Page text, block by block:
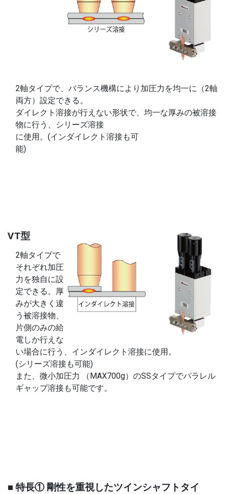
2軸タイプで、バランス機構により加圧力を均一に（2軸
両方）設定できる。
ダイレクト溶接が行えない形状で、均一な厚みの被溶接
物に行う、シリーズ溶接
に使用。(インダイレクト溶接も可
能)
VT型
2軸タイプで
それぞれ加圧
力を独自に設
定できる。厚
みが大きく違
う被溶接物、
片側のみの給
電しか行えな
い場合に行う、インダイレクト溶接に使用。
(シリーズ溶接も可能)
また、微小加圧力 （MAX700g）のSSタイプでパラレル
ギャップ溶接も可能です。
■ 特長① 剛性を重視したツインシャフトタイ